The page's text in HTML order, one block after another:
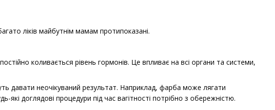
ліків майбутнім мамам протипоказані.
коливається рівень гормонів. Це впливає на всі органи та системи,
давати неочікуваний результат. Наприклад, фарба може лягати
доглядові процедури під час вагітності потрібно з обережністю.